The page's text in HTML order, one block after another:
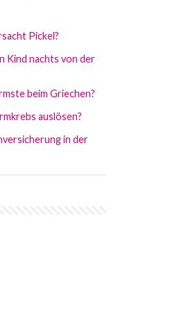
Pickel?
Kind nachts von der
beim Griechen?
auslösen?
in der